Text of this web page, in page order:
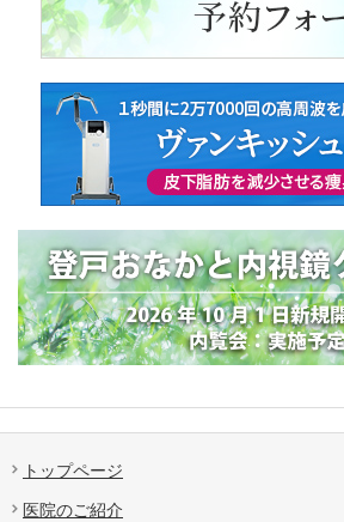
トップページ
医院のご紹介